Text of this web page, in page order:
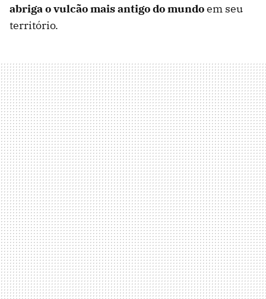
abriga o vulcão mais antigo do mundoem seu
território.